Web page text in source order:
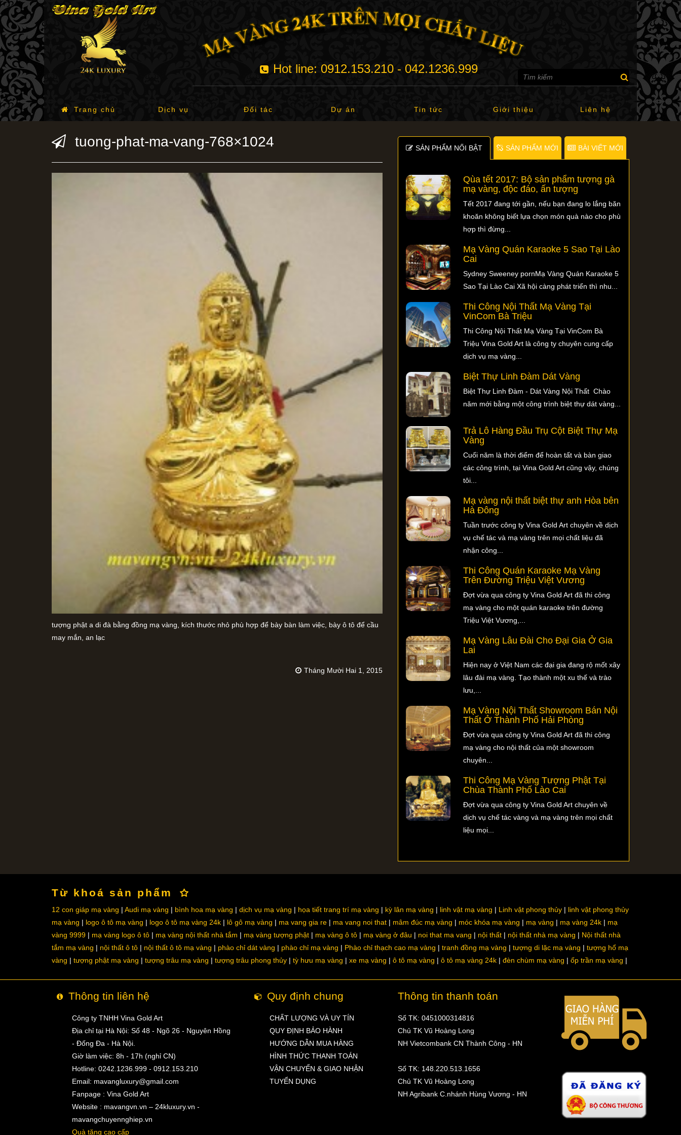
Hot line: 0912.153.210 - 042.1236.999
Trang chủ Dịch vụ Đối tác Dự án Tin tức Giới thiệu Liên hệ
tuong-phat-ma-vang-768×1024
tượng phật a di đà bằng đồng mạ vàng, kích thước nhỏ phù hợp để bày bàn làm việc, bày ô tô để cầu
may mắn, an lạc
Tháng Mười Hai 1, 2015
SẢN PHẨM NỐI BẬT SẢN PHẨM MỚI BÀI VIẾT MỚI
Qùa tết 2017: Bộ sản phẩm tượng gà
mạ vàng, độc đáo, ấn tượng
Tết 2017 đang tới gần, nếu bạn đang lo lắng băn
khoăn không biết lựa chọn món quà nào cho phù
hợp thì đừng...
Mạ Vàng Quán Karaoke 5 Sao Tại Lào
Cai
Sydney Sweeney pornMạ Vàng Quán Karaoke 5
Sao Tại Lào Cai Xã hội càng phát triển thì nhu...
Thi Công Nội Thất Mạ Vàng Tại
VinCom Bà Triệu
Thi Công Nội Thất Mạ Vàng Tại VinCom Bà
Triệu Vina Gold Art là công ty chuyên cung cấp
dịch vụ mạ vàng...
Biệt Thự Linh Đàm Dát Vàng
Biệt Thự Linh Đàm - Dát Vàng Nội Thất Chào
năm mới bằng một công trình biệt thự dát vàng...
Trả Lô Hàng Đầu Trụ Cột Biệt Thự Mạ
Vàng
Cuối năm là thời điểm để hoàn tất và bàn giao
các công trình, tại Vina Gold Art cũng vậy, chúng
tôi...
Mạ vàng nội thất biệt thự anh Hòa bên
Hà Đông
Tuần trước công ty Vina Gold Art chuyên về dịch
vụ chế tác và mạ vàng trên mọi chất liệu đã
nhận công...
Thi Công Quán Karaoke Mạ Vàng
Trên Đường Triệu Việt Vương
Đợt vừa qua công ty Vina Gold Art đã thi công
mạ vàng cho một quán karaoke trên đường
Triệu Việt Vương,...
Mạ Vàng Lâu Đài Cho Đại Gia Ở Gia
Lai
Hiện nay ở Việt Nam các đại gia đang rộ mốt xây
lâu đài mạ vàng. Tạo thành một xu thế và trào
lưu,...
Mạ Vàng Nội Thất Showroom Bán Nội
Thất Ở Thành Phố Hải Phòng
Đợt vừa qua công ty Vina Gold Art đã thi công
mạ vàng cho nội thất của một showroom
chuyên...
Thi Công Mạ Vàng Tượng Phật Tại
Chùa Thành Phố Lào Cai
Đợt vừa qua công ty Vina Gold Art chuyên về
dịch vụ chế tác vàng và mạ vàng trên mọi chất
liệu mọi...
Từ khoá sản phẩm
12 con giáp mạ vàng Audi mạ vàng bình hoa mạ vàng dịch vụ mạ vàng họa tiết trang trí mạ vàng kỳ lân mạ vàng linh vật mạ vàng Linh vật phong thủy
linh vật phong thủy
mạ vàng
logo ô tô mạ vàng logo ô tô mạ vàng 24k lô gô mạ vàng ma vang gia re ma vang noi that mâm đúc mạ vàng móc khóa mạ vàng mạ vàng mạ vàng 24k
mạ
vàng 9999
mạ vàng logo ô tô mạ vàng nội thất nhà tắm mạ vàng tượng phật mạ vàng ô tô mạ vàng ở đâu noi that ma vang nội thất nội thất nhà mạ vàng
Nội thất nhà
tắm mạ vàng
nội thất ô tô nội thất ô tô mạ vàng phào chỉ dát vàng phào chỉ mạ vàng Phào chỉ thạch cao mạ vàng tranh đồng mạ vàng tượng di lặc mạ vàng
tượng hổ mạ
vàng
tượng phật mạ vàng tượng trâu mạ vàng tượng trâu phong thủy tỳ hưu mạ vàng xe mạ vàng ô tô mạ vàng ô tô mạ vàng 24k đèn chùm mạ vàng ốp trần mạ vàng
Thông tin liên hệ
Công ty TNHH Vina Gold Art
Địa chỉ tại Hà Nội: Số 48 - Ngõ 26 - Nguyên Hồng
- Đống Đa - Hà Nội.
Giờ làm việc: 8h - 17h (nghỉ CN)
Hotline: 0242.1236.999 - 0912.153.210
Email: mavangluxury@gmail.com
Fanpage : Vina Gold Art
Website : mavangvn.vn – 24kluxury.vn -
mavangchuyennghiep.vn
Quà tặng cao cấp
Quy định chung
CHẤT LƯỢNG VÀ UY TÍN
QUY ĐỊNH BẢO HÀNH
HƯỚNG DẪN MUA HÀNG
HÌNH THỨC THANH TOÁN
VẬN CHUYỂN & GIAO NHẬN
TUYỂN DỤNG
Thông tin thanh toán
Số TK: 0451000314816
Chủ TK Vũ Hoàng Long
NH Vietcombank CN Thành Công - HN
Số TK: 148.220.513.1656
Chủ TK Vũ Hoàng Long
NH Agribank C.nhánh Hùng Vương - HN